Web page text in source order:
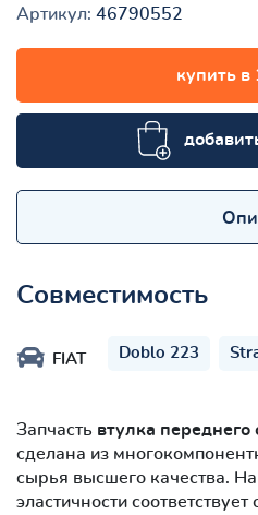
Артикул: 46790552
купить в
Совместимость
FIAT Doblo 223
Запчасть втулка
сделана из
сырья высшего качества.
эластичности